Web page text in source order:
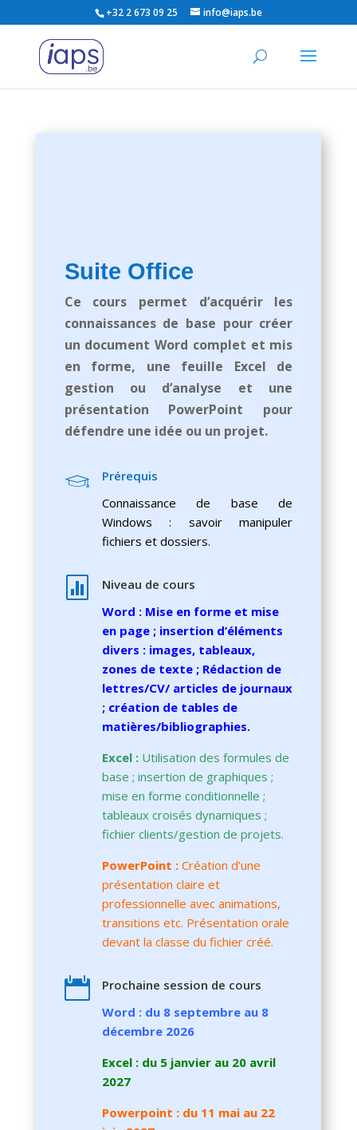
+32 2 673 09 25 info@iaps.be
Suite Office
Ce cours permet d’acquérir les
connaissances de base pour créer
un document Word complet et mis
en forme, une feuille Excel de
gestion ou d’analyse et une
présentation PowerPoint pour
défendre une idée ou un projet.
Prérequis
Connaissance de base de
Windows : savoir manipuler
fichiers et dossiers.

Niveau de cours
Word : Mise en forme et mise
en page ; insertion d’éléments
divers : images, tableaux,
zones de texte ; Rédaction de
lettres/CV/ articles de journaux
; création de tables de
matières/bibliographies.
Excel : Utilisation des formules de
base ; insertion de graphiques ;
mise en forme conditionnelle ;
tableaux croisés dynamiques ;
fichier clients/gestion de projets.
PowerPoint :Création d’une
présentation claire et
professionnelle avec animations,
transitions etc. Présentation orale
devant la classe du fichier créé.

Prochaine session de cours
Word : du 8 septembre au 8
décembre 2026
Excel : du 5 janvier au 20 avril
2027
Powerpoint : du 11 mai au 22